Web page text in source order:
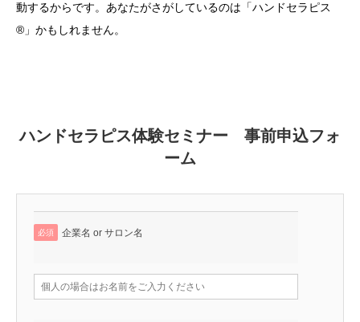
動するからです。あなたがさがしているのは「ハンドセラピス
®」かもしれません。
ハンドセラピス体験セミナー 事前申込フォ
ーム
必須 企業名 or サロン名